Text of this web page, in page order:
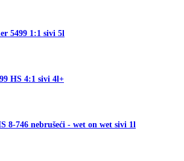
5499 1:1 sivi 5l
HS 4:1 sivi 4l+
8-746 nebrušeći - wet on wet sivi 1l